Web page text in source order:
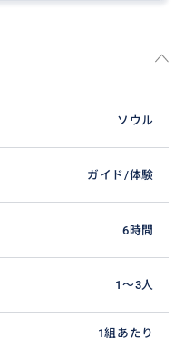
ソウル
ガイド/体験
6時間
1〜3人
1組あたり